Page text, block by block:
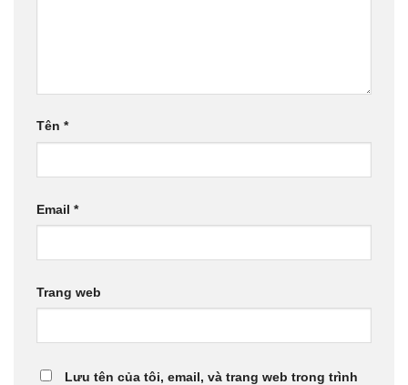
Tên *
Email *
Trang web
Lưu tên của tôi, email, và trang web trong trình